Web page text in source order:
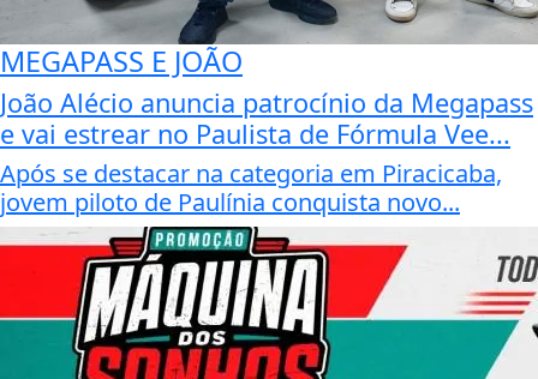
MEGAPASS E JOÃO
João Alécio anuncia patrocínio da Megapass
e vai estrear no Paulista de Fórmula Vee...
Após se destacar na categoria em Piracicaba,
jovem piloto de Paulínia conquista novo...